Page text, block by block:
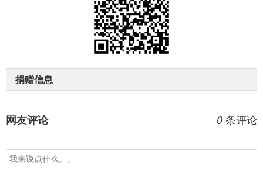
捐赠信息
0 条评论
网友评论